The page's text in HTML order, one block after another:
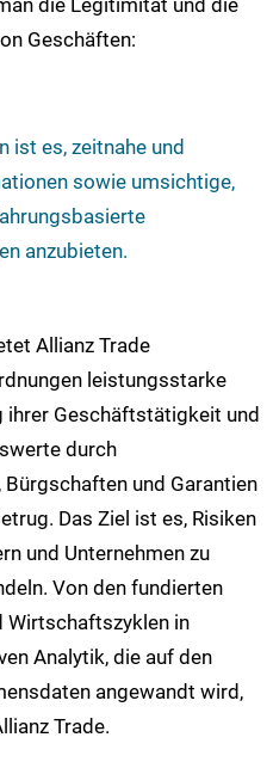
die Legitimität und die
Geschäften:
ist es, zeitnahe und
sowie umsichtige,
anzubieten.
Allianz Trade
leistungsstarke
ihrer Geschäftstätigkeit und
durch
und Garantien
Das Ziel ist es, Risiken
und Unternehmen zu
Von den fundierten
Wirtschaftszyklen in
Analytik, die auf den
angewandt wird,
Trade.